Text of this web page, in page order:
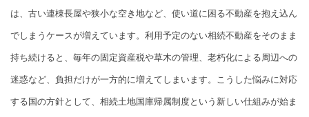
は、古い連棟長屋や狭小な空き地など、使い道に困る不動産を抱え込ん
でしまうケースが増えています。利用予定のない相続不動産をそのまま
持ち続けると、毎年の固定資産税や草木の管理、老朽化による周辺への
迷惑など、負担だけが一方的に増えてしまいます。こうした悩みに対応
する国の方針として、相続土地国庫帰属制度という新しい仕組みが始ま